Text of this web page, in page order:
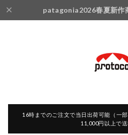
patagonia2026春夏新作
16時までのご注文で当日出荷可能（一
11,000円以上で